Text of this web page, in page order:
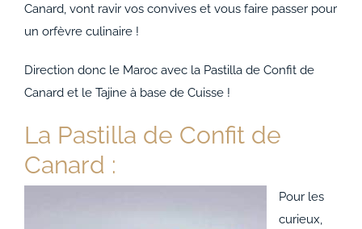
Canard, vont ravir vos convives et vous faire passer pour
un orfèvre culinaire !
Direction donc le Maroc avec la Pastilla de Confit de
Canard et le Tajine à base de Cuisse !
La Pastilla de Confit de
Canard :
Pour les
curieux,